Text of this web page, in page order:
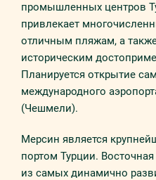
промышленных центров
привлекает
отличным пляжам, а
историческим
Планируется открытие
международного
(Чешмели).
Мерсин является
портом Турции.
из самых динамично